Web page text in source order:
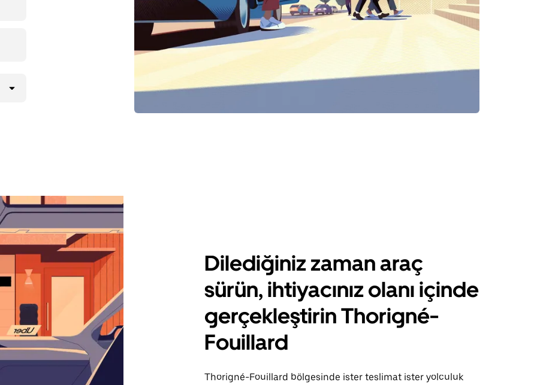
Dilediğiniz zaman araç
sürün, ihtiyacınız olanı içinde
gerçekleştirin Thorigné-
Fouillard
Thorigné-Fouillard bölgesinde ister teslimat ister yolculuk